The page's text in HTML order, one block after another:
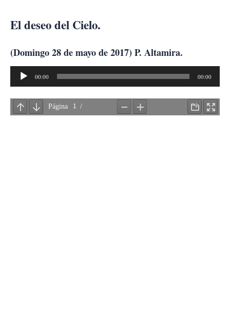
contenido
El deseo del Cielo.
(Domingo 28 de mayo de 2017) P. Altamira.
Reproductor
audio
00:00 00:00